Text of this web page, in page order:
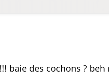
baie des cochons ?